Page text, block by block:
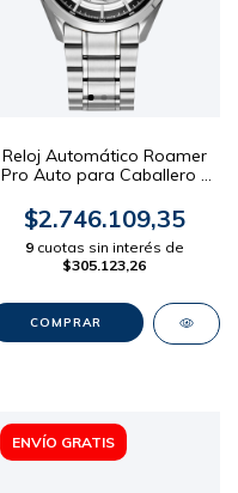
Reloj Automático Roamer
Pro Auto para Caballero -
42mm
$2.746.109,35
9 cuotas sin interés de
$305.123,26
ENVÍO GRATIS